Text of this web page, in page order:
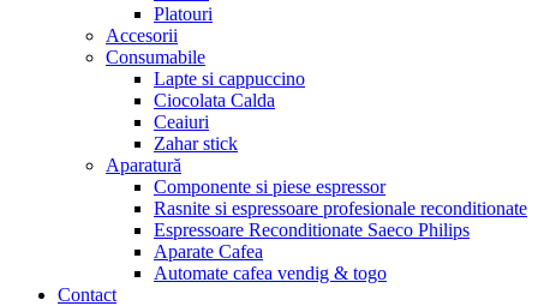
Platouri
Accesorii
Consumabile
Lapte si cappuccino
Ciocolata Calda
Ceaiuri
Zahar stick
Aparatură
Componente si piese espressor
Rasnite si espressoare profesionale reconditionate
Espressoare Reconditionate Saeco Philips
Aparate Cafea
Automate cafea vendig & togo
Contact